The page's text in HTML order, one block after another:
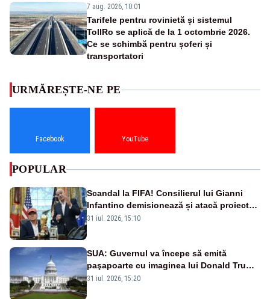
7 aug. 2026, 10:01
Tarifele pentru rovinietă și sistemul
TollRo se aplică de la 1 octombrie 2026.
Ce se schimbă pentru șoferi și
transportatori
URMĂREȘTE-NE PE
Facebook YouTube
POPULAR
Scandal la FIFA! Consilierul lui Gianni
Infantino demisionează și atacă proiectul
privind investitorii străini
31 iul. 2026, 15:10
SUA: Guvernul va începe să emită
paşapoarte cu imaginea lui Donald Trump
începând cu 8 august
31 iul. 2026, 15:20